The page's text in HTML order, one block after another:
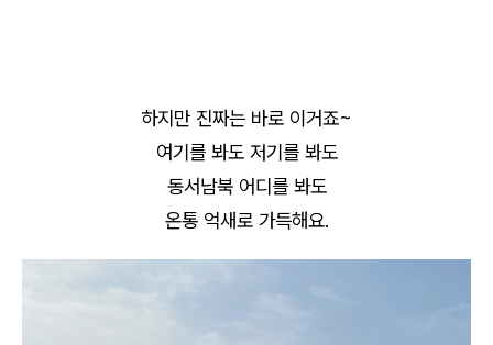
하지만 진짜는 바로 이거죠~
여기를 봐도 저기를 봐도
동서남북 어디를 봐도
온통 억새로 가득해요.